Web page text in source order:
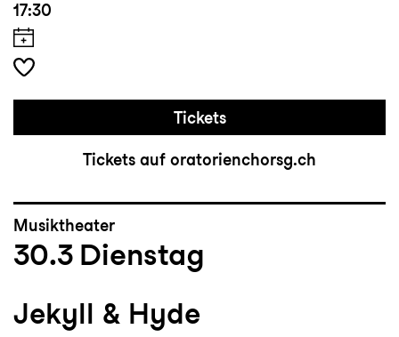
17:30
Tickets
Tickets auf oratorienchorsg.ch
Musiktheater
30.3 Dienstag
Jekyll & Hyde